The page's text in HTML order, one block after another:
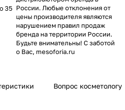
35 России. Любые отклонения от
цены производителя являются
нарушением правил продаж
бренда на территории России.
Будьте внимательны! С заботой
о Вас, mesoforia.ru
Вопрос косметологу